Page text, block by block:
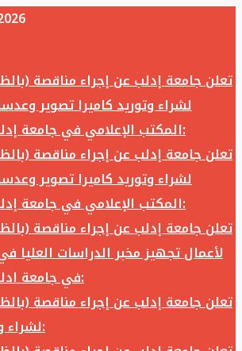
تعلن جامعة إدلب عن إجراء مناقصة
لشراء وتوريد كاميرا تصوير
المكتب الإعلامي في جامعة إدلب وفق الآتي:
تعلن جامعة إدلب عن إجراء مناقصة
لشراء وتوريد كاميرا تصوير
المكتب الإعلامي في جامعة إدلب وفق الآتي:
تعلن جامعة إدلب عن إجراء مناقصة
لأعمال تجهيز مخبر الدراسات العليا
في جامعة ادلب وفق الآتي:
تعلن جامعة إدلب عن إجراء مناقصة
لشراء وتوريد ما يلي: